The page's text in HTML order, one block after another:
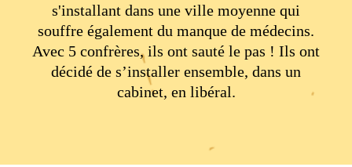
s'installant dans une ville moyenne qui
souffre également du manque de médecins.
Avec 5 confrères, ils ont sauté le pas ! Ils ont
décidé de s’installer ensemble, dans un
cabinet, en libéral.